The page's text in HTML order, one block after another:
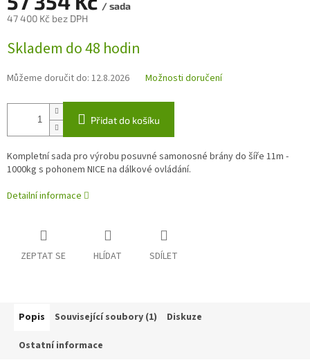
/ sada
47 400 Kč bez DPH
cena:
Skladem do 48 hodin
Můžeme doručit do: 12.8.2026 Možnosti doručení
Přidat do košíku
Kompletní sada pro výrobu posuvné samonosné brány do šíře 11m -
1000kg s pohonem NICE na dálkové ovládání.
Detailní informace
ZEPTAT SE HLÍDAT SDÍLET
Popis Související soubory (1) Diskuze
Ostatní informace